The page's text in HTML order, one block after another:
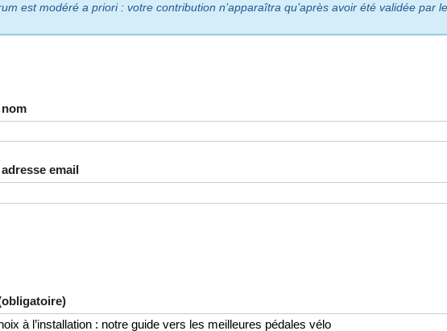
est modéré a priori : votre contribution n’apparaîtra qu’après avoir été validée par
email